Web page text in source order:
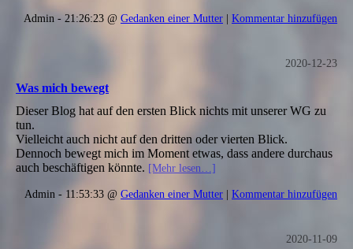
Admin - 21:26:23 @ Gedanken einer Mutter | Kommentar hinzufügen
2020-12-23
Was mich bewegt
Dieser Blog hat auf den ersten Blick nichts mit unserer WG zu
tun.
Vielleicht auch nicht auf den dritten oder vierten Blick.
Dennoch bewegt mich im Moment etwas, dass andere durchaus
auch beschäftigen könnte. [Mehr lesen…]
Admin - 11:53:33 @ Gedanken einer Mutter | Kommentar hinzufügen
2020-11-09